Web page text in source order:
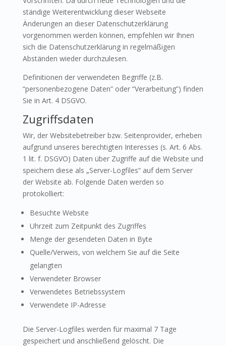
ständige Weiterentwicklung dieser Webseite
Änderungen an dieser Datenschutzerklärung
vorgenommen werden können, empfehlen wir Ihnen
sich die Datenschutzerklärung in regelmäßigen
Abständen wieder durchzulesen.
Definitionen der verwendeten Begriffe (z.B.
“personenbezogene Daten” oder “Verarbeitung”) finden
Sie in Art. 4 DSGVO.
Zugriffsdaten
Wir, der Websitebetreiber bzw. Seitenprovider, erheben
aufgrund unseres berechtigten Interesses (s. Art. 6 Abs.
1 lit. f. DSGVO) Daten über Zugriffe auf die Website und
speichern diese als „Server-Logfiles“ auf dem Server
der Website ab. Folgende Daten werden so
protokolliert:
Besuchte Website
Uhrzeit zum Zeitpunkt des Zugriffes
Menge der gesendeten Daten in Byte
Quelle/Verweis, von welchem Sie auf die Seite
gelangten
Verwendeter Browser
Verwendetes Betriebssystem
Verwendete IP-Adresse
Die Server-Logfiles werden für maximal 7 Tage
gespeichert und anschließend gelöscht. Die